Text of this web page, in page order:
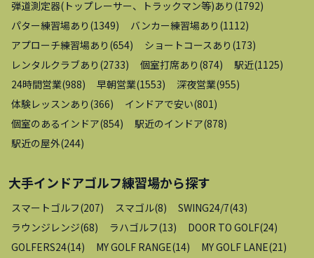
弾道測定器(トップレーサー、トラックマン等)あり (1792)
パター練習場あり (1349) バンカー練習場あり (1112)
アプローチ練習場あり (654) ショートコースあり (173)
レンタルクラブあり (2733) 個室打席あり (874) 駅近(1125)
24時間営業(988) 早朝営業(1553) 深夜営業(955)
体験レッスンあり (366) インドアで安い(801 )
個室のあるインドア(854) 駅近のインドア(878)
駅近の屋外(244)
大手インドアゴルフ練習場から探す
スマートゴルフ(207) スマゴル(8) SWING24/7(43)
ラウンジレンジ(68) ラハゴルフ(13) DOOR TO GOLF(24)
GOLFERS24(14) MY GOLF RANGE(14) MY GOLF LANE(21 )